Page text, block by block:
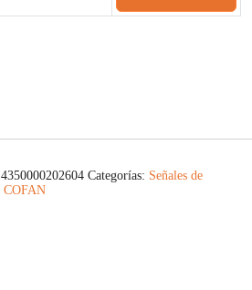
4350000202604 Categorías: Señales de
COFAN